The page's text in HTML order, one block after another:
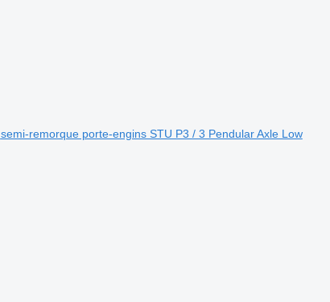
semi-remorque porte-engins STU P3 / 3 Pendular Axle Low